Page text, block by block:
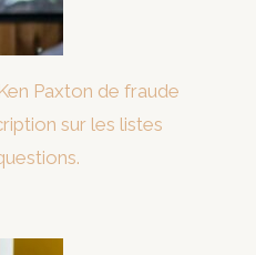
Paxton de fraude
sur les listes